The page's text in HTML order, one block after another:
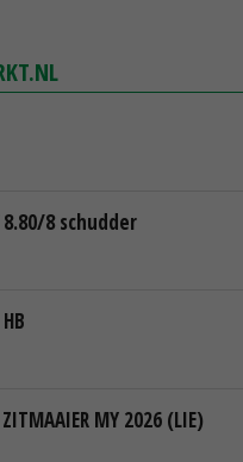
8 schudder
ZITMAAIER MY 2026 (LIE)